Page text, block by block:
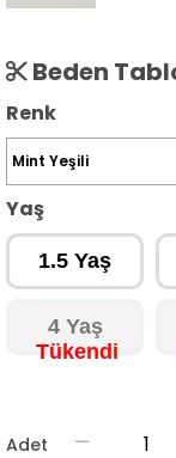
Beden
Renk
Yaş
1.5 Yaş
4 Yaş
Adet